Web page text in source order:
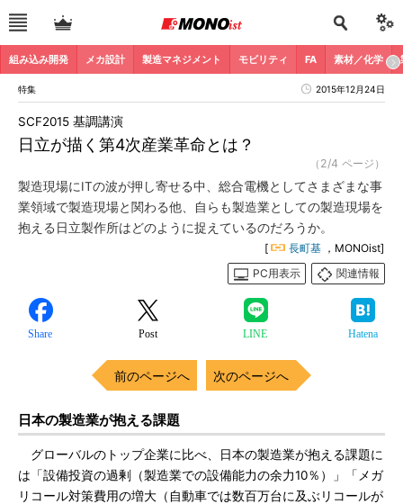
組み込み開発 メカ設計 製造マネジメント モビリティ FA 素材／化学
特集 2015年12月24日
日立が描く第4次産業革命とは？
SCF2015 基調講演
（2/4 ページ）
製造現場にITの波が押し寄せる中、総合電機としてさまざまな事
業領域で製造現場と関わる他、自らも製造業としての製造現場を
抱える日立製作所はどのように捉えているのだろうか。
[ 長町基 ，MONOist]
PC用表示
関連情報
Share Post LINE Hatena
前のページへ 次のページへ
日本の製造業が抱える課題
グローバルのトップ企業に比べ、日本の製造業が抱える課題に
は「設備投資の過剰（製造業での設備能力の余力10％）」「メガ
リコール対策費用の増大（自動車では数百万台に及ぶリコールが